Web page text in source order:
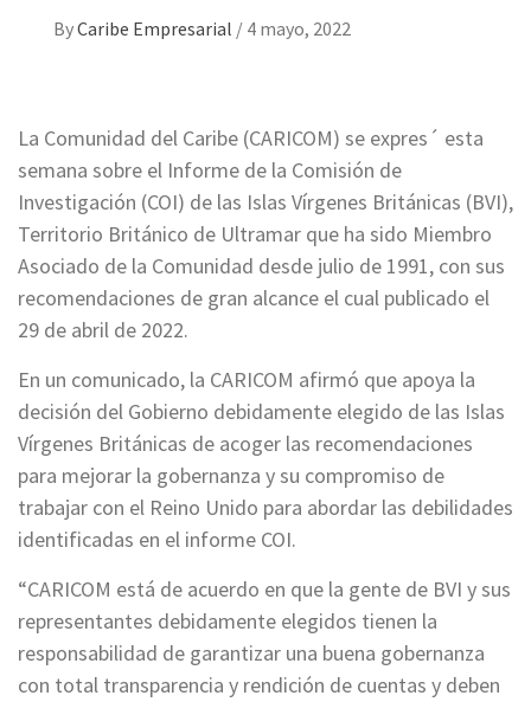
ByCaribe Empresarial / 4 mayo, 2022
La Comunidad del Caribe (CARICOM) se expres´ esta
semana sobre el Informe de la Comisión de
Investigación (COI) de las Islas Vírgenes Británicas (BVI),
Territorio Británico de Ultramar que ha sido Miembro
Asociado de la Comunidad desde julio de 1991, con sus
recomendaciones de gran alcance el cual publicado el
29 de abril de 2022.
En un comunicado, la CARICOM afirmó que apoya la
decisión del Gobierno debidamente elegido de las Islas
Vírgenes Británicas de acoger las recomendaciones
para mejorar la gobernanza y su compromiso de
trabajar con el Reino Unido para abordar las debilidades
identificadas en el informe COI.
“CARICOM está de acuerdo en que la gente de BVI y sus
representantes debidamente elegidos tienen la
responsabilidad de garantizar una buena gobernanza
con total transparencia y rendición de cuentas y deben